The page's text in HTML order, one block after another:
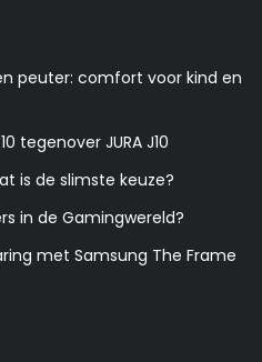
peuter: comfort voor kind en
tegenover JURA J10
is de slimste keuze?
in de Gamingwereld?
met Samsung The Frame